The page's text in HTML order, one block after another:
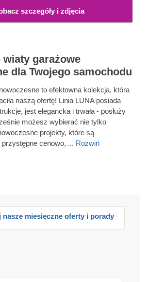
szczegóły i zdjęcia
wiaty garażowe
dla Twojego samochodu
to efektowna kolekcja, która
naszą ofertę! Linia LUNA posiada
jest elegancka i trwała - posłuży
możesz wybierać nie tylko
projekty, które są
cenowo, ... Rozwiń
nasze miesięczne oferty i porady